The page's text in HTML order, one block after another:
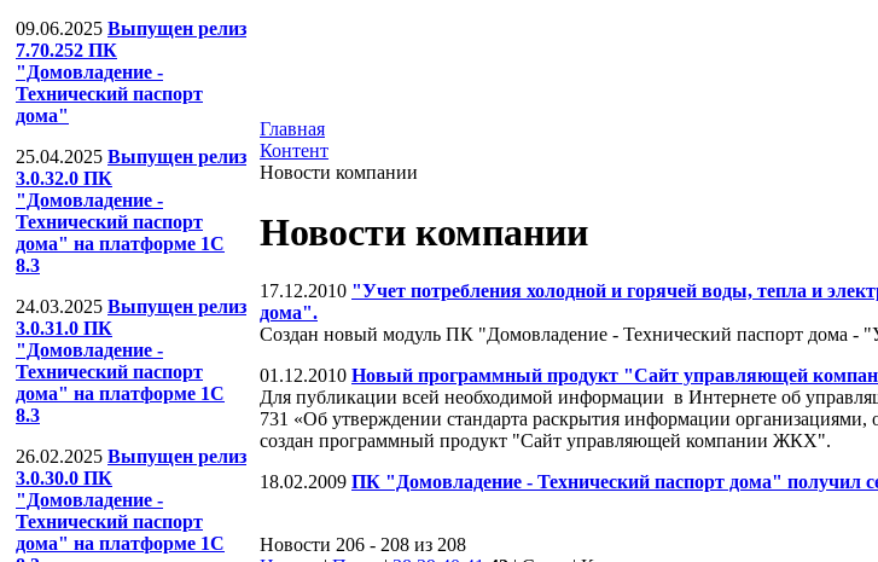
09.06.2025 Выпущен релиз
7.70.252 ПК
"Домовладение -
Технический паспорт
дома"
25.04.2025 Выпущен релиз
3.0.32.0 ПК
"Домовладение -
Технический паспорт
дома" на платформе 1С
8.3
24.03.2025 Выпущен релиз
3.0.31.0 ПК
"Домовладение -
Технический паспорт
дома" на платформе 1С
8.3
26.02.2025 Выпущен релиз
3.0.30.0 ПК
"Домовладение -
Технический паспорт
дома" на платформе 1С
Главная
Контент
Новости компании
Новости компании
17.12.2010 "Учет потребления холодной и горячей воды, тепла и
дома".
Создан новый модуль ПК "Домовладение - Технический паспорт дома -
01.12.2010 Новый программный продукт "Сайт управляющей
Для публикации всей необходимой информации в Интернете об
731 «Об утверждении стандарта раскрытия информации
создан программный продукт "Сайт управляющей компании ЖКХ".
18.02.2009 ПК "Домовладение - Технический паспорт дома"
Новости 206 - 208 из 208